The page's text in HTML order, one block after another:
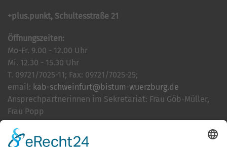
+plus.punkt, Schultesstraße 21
Öffnungszeiten:
Mo-Fr. 9.00 - 12.00 Uhr
Mi. 12.30 - 15.30 Uhr
T. 09721/7025-11; Fax: 09721/7025-25;
email: kab-schweinfurt@bistum-wuerzburg.de
Ansprechpartnerinnen im Sekretariat: Frau Göb-Müller,
Frau Popp